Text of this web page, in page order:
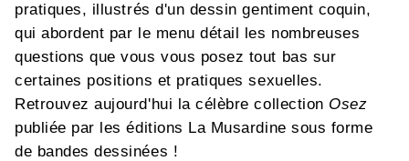
pratiques, illustrés d'un dessin gentiment coquin,
qui abordent par le menu détail les nombreuses
questions que vous vous posez tout bas sur
certaines positions et pratiques sexuelles.
Retrouvez aujourd'hui la célèbre collection Osez
publiée par les éditions La Musardine sous forme
de bandes dessinées !